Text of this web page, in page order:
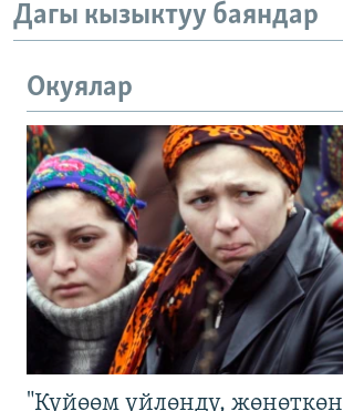
Дагы кызыктуу баяндар
Окуялар
"Күйөөм үйлөндү,